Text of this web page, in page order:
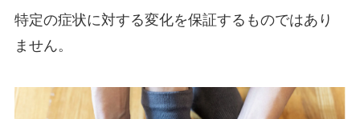
特定の症状に対する変化を保証するものではあり
ません。